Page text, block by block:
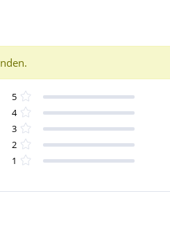
5
4
3
2
1